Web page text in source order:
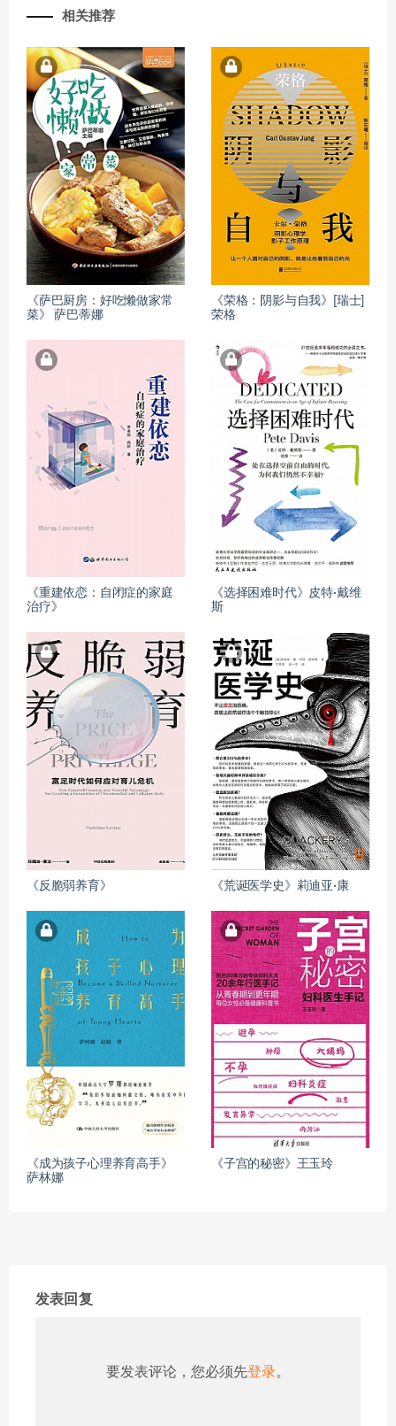
相关推荐
《萨巴厨房：好吃懒做家常
菜》 萨巴蒂娜
《荣格：阴影与自我》[瑞士]
荣格
《重建依恋：自闭症的家庭
治疗》
《选择困难时代》皮特·戴维
斯
《反脆弱养育》 《荒诞医学史》莉迪亚·康
《成为孩子心理养育高手》
萨林娜
《子宫的秘密》王玉玲
发表回复
要发表评论，您必须先登录。